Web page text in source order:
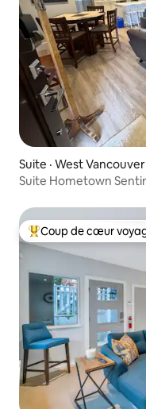
Suite · West Vancouver
Suite Hometown
Coup de cœur
Coup de cœur